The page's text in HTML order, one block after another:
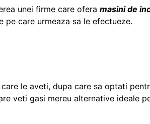
unei firme care ofera masini de
care urmeaza sa le efectueze.
le aveti, dupa care sa optati
veti gasi mereu alternative ideale